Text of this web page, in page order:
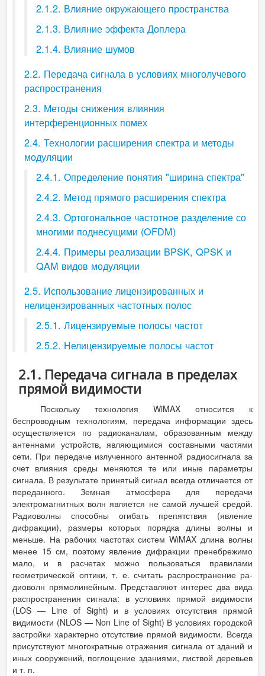
2.1.2. Влияние окружающего пространства
2.1.3. Влияние эффекта Доплера
2.1.4. Влияние шумов
2.2. Передача сигнала в условиях многолучевого
распространения
2.3. Методы снижения влияния
интерференционных помех
2.4. Технологии расширения спектра и методы
модуляции
2.4.1. Определение понятия "ширина спектра"
2.4.2. Метод прямого расширения спектра
2.4.3. Ортогональное частотное разделение со
многими поднесущими (OFDM)
2.4.4. Примеры реализации BPSK, QPSK и
QAM видов модуляции
2.5. Использование лицензированных и
нелицензированных частотных полос
2.5.1. Лицензируемые полосы частот
2.5.2. Нелицензируемые полосы частот
2.1. Передача сигнала в пределах
прямой видимости
Поскольку технология WiMAX относится к
беспроводным технологиям, передача информации здесь
осуществляется по радиоканалам, образованным между
антеннами устройств, являющимися составными частями
сети. При передаче излученного антенной радиосигнала за
счет влияния среды меняют­ся те или иные параметры
сигнала. В результате принятый сигнал всегда отличается от
переданного. Земная атмосфера для передачи
электромагнитных волн является не самой лучшей средой.
Радиоволны способны огибать препятствия (явление
дифракции), размеры которых порядка длины волны и
меньше. На рабочих частотах систем WiMAX длина волны
менее 15 см, поэтому явление дифракции пренебрежимо
мало, и в расчетах можно пользоваться правилами
геометрической оптики, т. е. считать распространение ра­
диоволн прямолинейным. Представляют интерес два вида
распространения сигнала: в условиях прямой видимости
(LOS — Line of Sight) и в условиях отсутствия прямой
видимости (NLOS — Non Line of Sight) В условиях городской
застройки характерно отсутствие прямой видимости. Всегда
присутствуют многократные отражения сигнала от зданий и
иных сооружений, поглощение зданиями, листвой деревьев
и т. п.